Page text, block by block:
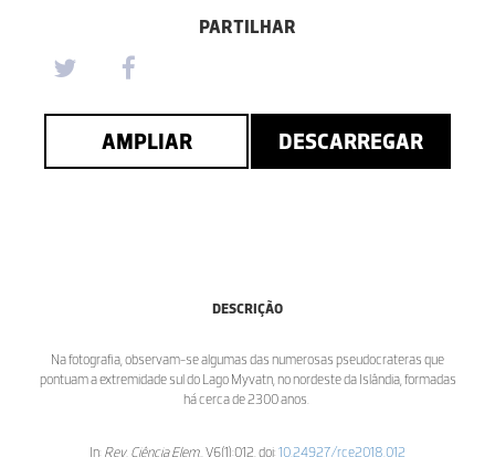
PARTILHAR
AMPLIAR DESCARREGAR
DESCRIÇÃO
Na fotografia, observam-se algumas das numerosas pseudocrateras que
pontuam a extremidade sul do Lago Myvatn, no nordeste da Islândia, formadas
há cerca de 2300 anos.
In: Rev. Ciência Elem. , V6(1):012. doi: 10.24927/rce2018.012